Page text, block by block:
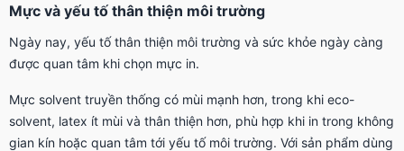
Mực và yếu tố thân thiện môi trường
Ngày nay, yếu tố thân thiện môi trường và sức khỏe ngày càng
được quan tâm khi chọn mực in.
Mực solvent truyền thống có mùi mạnh hơn, trong khi eco-
solvent, latex ít mùi và thân thiện hơn, phù hợp khi in trong không
gian kín hoặc quan tâm tới yếu tố môi trường. Với sản phẩm dùng